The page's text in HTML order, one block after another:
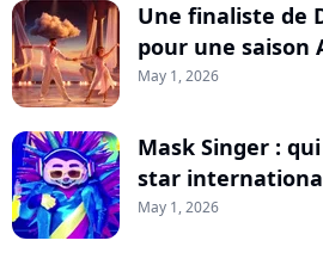
Une finaliste de
pour une saison
May 1, 2026
Mask Singer :
star
May 1, 2026